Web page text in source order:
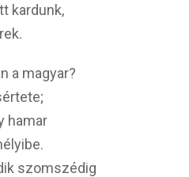
kardunk,
a magyar?
hamar
szomszédig